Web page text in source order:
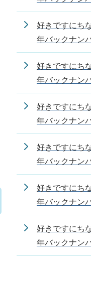
好きですにち
年バックナン
好きですにち
年バックナン
好きですにち
年バックナン
好きですにち
年バックナン
好きですにち
年バックナン
好きですにち
年バックナン